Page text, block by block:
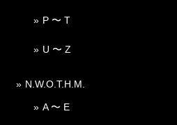
P 〜 T
U 〜 Z
N.W.O.T.H.M.
A 〜 E